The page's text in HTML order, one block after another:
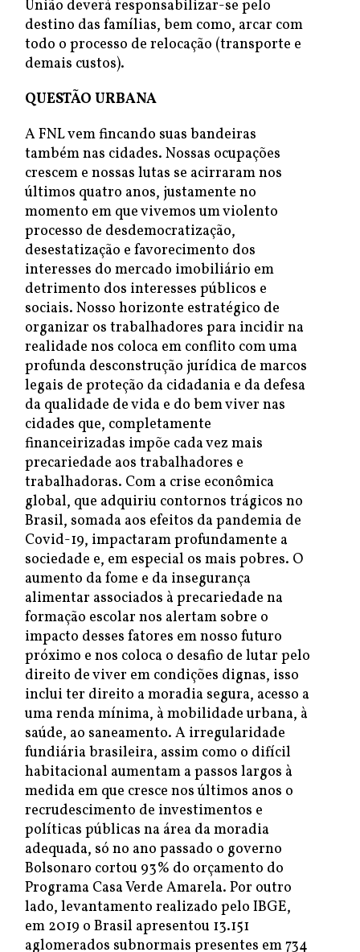
União deverá responsabilizar-se pelo
destino das famílias, bem como, arcar com
todo o processo de relocação (transporte e
demais custos).
QUESTÃO URBANA
A FNL vem fincando suas bandeiras
também nas cidades. Nossas ocupações
crescem e nossas lutas se acirraram nos
últimos quatro anos, justamente no
momento em que vivemos um violento
processo de desdemocratização,
desestatização e favorecimento dos
interesses do mercado imobiliário em
detrimento dos interesses públicos e
sociais. Nosso horizonte estratégico de
organizar os trabalhadores para incidir na
realidade nos coloca em conflito com uma
profunda desconstrução jurídica de marcos
legais de proteção da cidadania e da defesa
da qualidade de vida e do bem viver nas
cidades que, completamente
financeirizadas impõe cada vez mais
precariedade aos trabalhadores e
trabalhadoras. Com a crise econômica
global, que adquiriu contornos trágicos no
Brasil, somada aos efeitos da pandemia de
Covid-19, impactaram profundamente a
sociedade e, em especial os mais pobres. O
aumento da fome e da insegurança
alimentar associados à precariedade na
formação escolar nos alertam sobre o
impacto desses fatores em nosso futuro
próximo e nos coloca o desafio de lutar pelo
direito de viver em condições dignas, isso
inclui ter direito a moradia segura, acesso a
uma renda mínima, à mobilidade urbana, à
saúde, ao saneamento. A irregularidade
fundiária brasileira, assim como o difícil
habitacional aumentam a passos largos à
medida em que cresce nos últimos anos o
recrudescimento de investimentos e
políticas públicas na área da moradia
adequada, só no ano passado o governo
Bolsonaro cortou 93% do orçamento do
Programa Casa Verde Amarela. Por outro
lado, levantamento realizado pelo IBGE,
em 2019 o Brasil apresentou 13.151
aglomerados subnormais presentes em 734